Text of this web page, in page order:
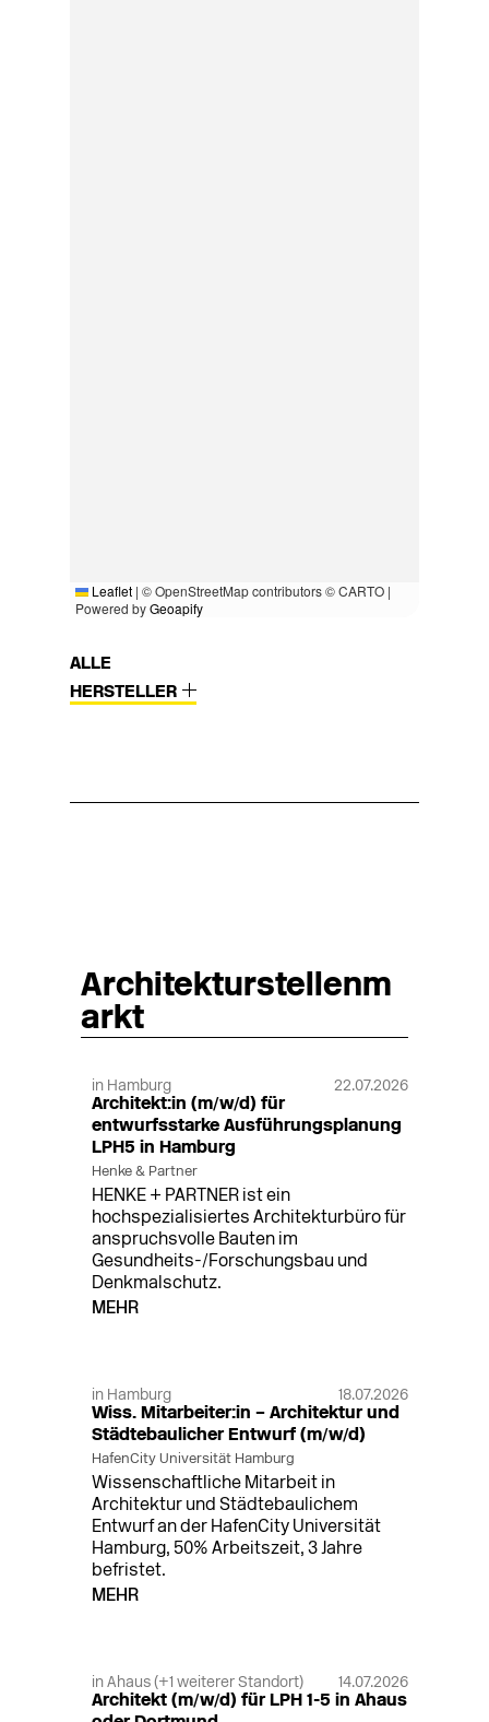
Leaflet | © OpenStreetMap contributors © CARTO |
Powered byGeoapify
ALLE
HERSTELLER
Architekturstellenm
arkt
in Hamburg 22.07.2026
Architekt:in (m/w/d) für
entwurfsstarke Ausführungsplanung
LPH5 in Hamburg
Henke & Partner
HENKE + PARTNER ist ein
hochspezialisiertes Architekturbüro für
anspruchsvolle Bauten im
Gesundheits-/Forschungsbau und
Denkmalschutz.
MEHR
in Hamburg 18.07.2026
Wiss. Mitarbeiter:in – Architektur und
Städtebaulicher Entwurf (m/w/d)
HafenCity Universität Hamburg
Wissenschaftliche Mitarbeit in
Architektur und Städtebaulichem
Entwurf an der HafenCity Universität
Hamburg, 50% Arbeitszeit, 3 Jahre
befristet.
MEHR
in Ahaus (+1 weiterer Standort) 14.07.2026
Architekt (m/w/d) für LPH 1-5 in Ahaus